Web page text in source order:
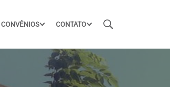
CONVÊNIOS CONTATO